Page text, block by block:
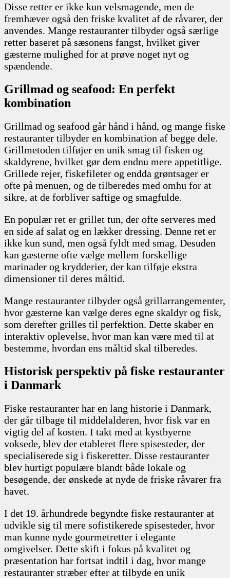
Disse retter er ikke kun velsmagende, men de
fremhæver også den friske kvalitet af de råvarer, der
anvendes. Mange restauranter tilbyder også særlige
retter baseret på sæsonens fangst, hvilket giver
gæsterne mulighed for at prøve noget nyt og
spændende.
Grillmad og seafood: En perfekt
kombination
Grillmad og seafood går hånd i hånd, og mange fiske
restauranter tilbyder en kombination af begge dele.
Grillmetoden tilføjer en unik smag til fisken og
skaldyrene, hvilket gør dem endnu mere appetitlige.
Grillede rejer, fiskefileter og endda grøntsager er
ofte på menuen, og de tilberedes med omhu for at
sikre, at de forbliver saftige og smagfulde.
En populær ret er grillet tun, der ofte serveres med
en side af salat og en lækker dressing. Denne ret er
ikke kun sund, men også fyldt med smag. Desuden
kan gæsterne ofte vælge mellem forskellige
marinader og krydderier, der kan tilføje ekstra
dimensioner til deres måltid.
Mange restauranter tilbyder også grillarrangementer,
hvor gæsterne kan vælge deres egne skaldyr og fisk,
som derefter grilles til perfektion. Dette skaber en
interaktiv oplevelse, hvor man kan være med til at
bestemme, hvordan ens måltid skal tilberedes.
Historisk perspektiv på fiske restauranter
i Danmark
Fiske restauranter har en lang historie i Danmark,
der går tilbage til middelalderen, hvor fisk var en
vigtig del af kosten. I takt med at kystbyerne
voksede, blev der etableret flere spisesteder, der
specialiserede sig i fiskeretter. Disse restauranter
blev hurtigt populære blandt både lokale og
besøgende, der ønskede at nyde de friske råvarer fra
havet.
I det 19. århundrede begyndte fiske restauranter at
udvikle sig til mere sofistikerede spisesteder, hvor
man kunne nyde gourmetretter i elegante
omgivelser. Dette skift i fokus på kvalitet og
præsentation har fortsat indtil i dag, hvor mange
restauranter stræber efter at tilbyde en unik